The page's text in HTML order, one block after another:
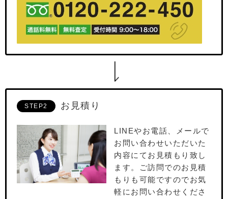
STEP2 お見積り
LINEやお電話、メールで
お問い合わせいただいた
内容にてお⾒積もり致し
ます。ご訪問でのお⾒積
もりも可能ですのでお気
軽にお問い合わせくださ